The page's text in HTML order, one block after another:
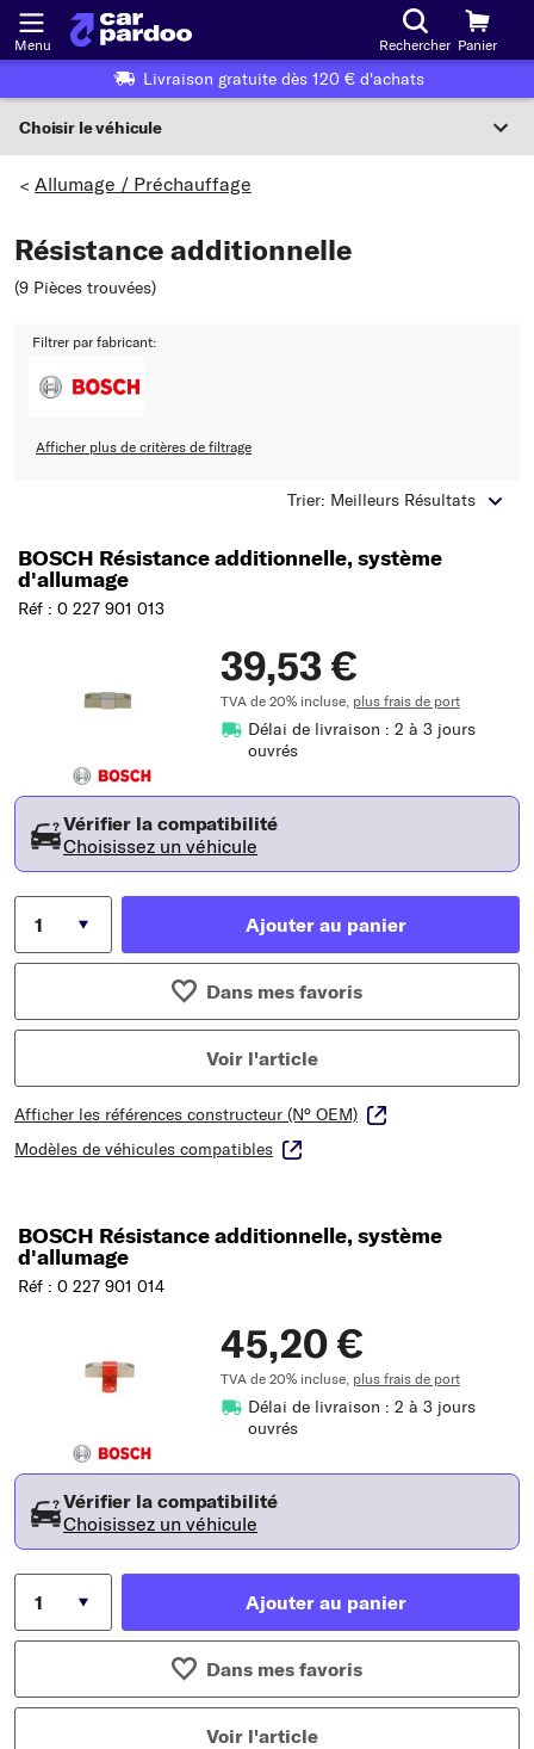
Menu Rechercher Panier
Livraison gratuite dès 120 € d'achats
Choisir le véhicule
Sélection du véhicule
Choix du fabricant
Choix du modèle
> Allumage / Préchauffage
Résistance additionnelle
(9 Pièces trouvées)
Filtrer par fabricant:
Afficher plus de critères de filtrage
Trier: Meilleurs Résultats
BOSCH Résistance additionnelle, système
d'allumage
Réf : 0 227 901 013
39,53 €
TVA de 20% incluse, plus frais de port
Délai de livraison : 2 à 3 jours
ouvrés
Vérifier la compatibilité
Choisissez un véhicule
Ajouter au panier
Dans mes favoris
Voir l'article
Afficher les références constructeur (N° OEM)
Modèles de véhicules compatibles
BOSCH Résistance additionnelle, système
d'allumage
Réf : 0 227 901 014
45,20 €
TVA de 20% incluse, plus frais de port
Délai de livraison : 2 à 3 jours
ouvrés
Vérifier la compatibilité
Choisissez un véhicule
Ajouter au panier
Dans mes favoris
Voir l'article